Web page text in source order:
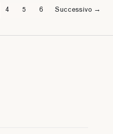
4 5 6 Successivo →